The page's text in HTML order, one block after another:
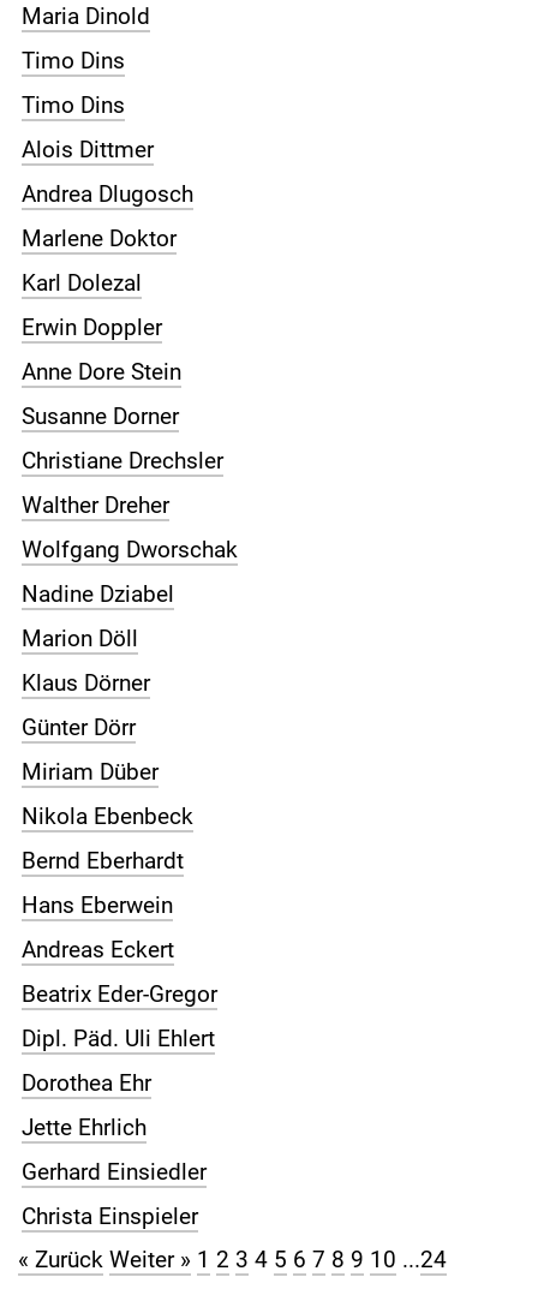
Maria Dinold
Timo Dins
Timo Dins
Alois Dittmer
Andrea Dlugosch
Marlene Doktor
Karl Dolezal
Erwin Doppler
Anne Dore Stein
Susanne Dorner
Christiane Drechsler
Walther Dreher
Wolfgang Dworschak
Nadine Dziabel
Marion Döll
Klaus Dörner
Günter Dörr
Miriam Düber
Nikola Ebenbeck
Bernd Eberhardt
Hans Eberwein
Andreas Eckert
Beatrix Eder-Gregor
Dipl. Päd. Uli Ehlert
Dorothea Ehr
Jette Ehrlich
Gerhard Einsiedler
Christa Einspieler
« Zurück Weiter » 1 2 3 4 5 6 7 8 9 10 ...24